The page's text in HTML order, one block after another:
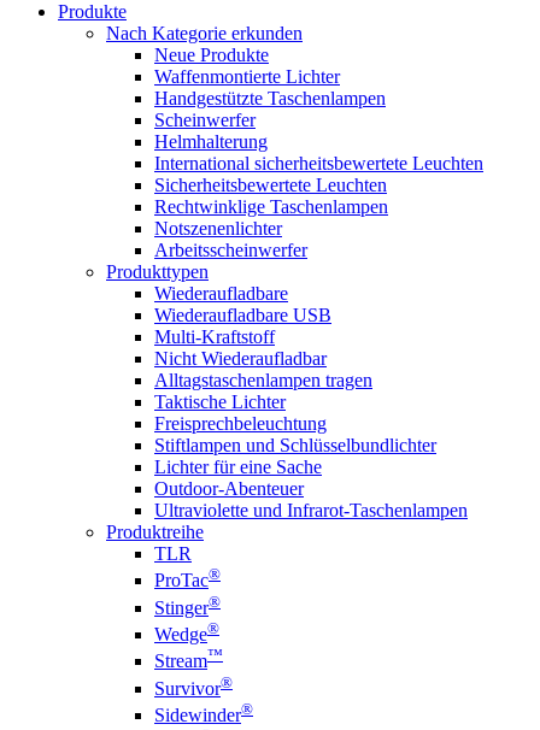
Produkte
Nach Kategorie erkunden
Neue Produkte
Waffenmontierte Lichter
Handgestützte Taschenlampen
Scheinwerfer
Helmhalterung
International sicherheitsbewertete Leuchten
Sicherheitsbewertete Leuchten
Rechtwinklige Taschenlampen
Notszenenlichter
Arbeitsscheinwerfer
Produkttypen
Wiederaufladbare
Wiederaufladbare USB
Multi-Kraftstoff
Nicht Wiederaufladbar
Alltagstaschenlampen tragen
Taktische Lichter
Freisprechbeleuchtung
Stiftlampen und Schlüsselbundlichter
Lichter für eine Sache
Outdoor-Abenteuer
Ultraviolette und Infrarot-Taschenlampen
Produktreihe
TLR
ProTac®
Stinger®
Wedge®
Stream™
Survivor®
Sidewinder®